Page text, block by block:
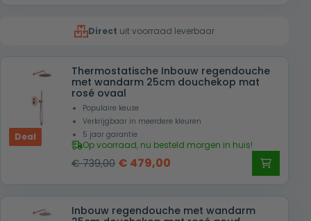
€ 739,00.€ 479,00.
Direct uit voorraad leverbaar
Thermostatische Inbouw regendouche
met wandarm 25cm douchekop mat
rosé ovaal
Populaire keuze
Verkrijgbaar in meerdere kleuren
5 jaar garantie
Op voorraad, nu besteld morgen in huis!
€739,00 Oorspronkelijke
was:
€ 739,00.
€ 479,00
is:
€ 479,00.
Deal
Inbouw regendouche met wandarm